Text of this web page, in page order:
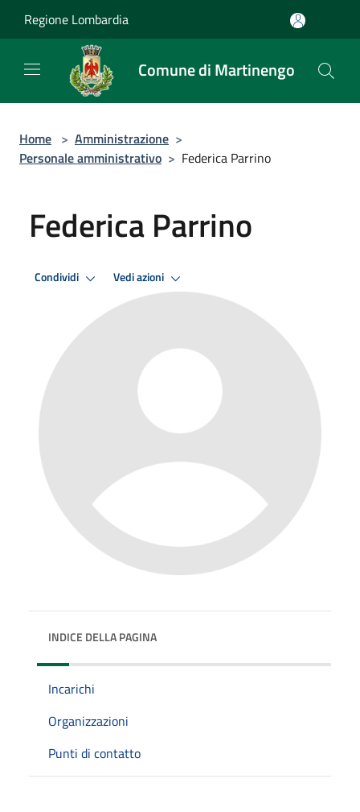
Regione Lombardia
Comune di Martinengo
Home > Amministrazione >
Personale amministrativo > Federica Parrino
Federica Parrino
Condividi Vedi azioni
INDICE DELLA PAGINA
Incarichi
Organizzazioni
Punti di contatto